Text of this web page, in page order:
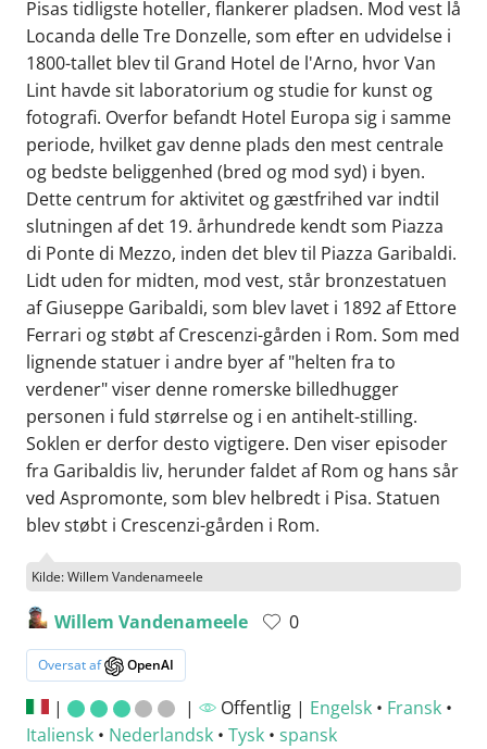
Pisas tidligste hoteller, flankerer pladsen. Mod vest lå
Locanda delle Tre Donzelle, som efter en udvidelse i
1800-tallet blev til Grand Hotel de l'Arno, hvor Van
Lint havde sit laboratorium og studie for kunst og
fotografi. Overfor befandt Hotel Europa sig i samme
periode, hvilket gav denne plads den mest centrale
og bedste beliggenhed (bred og mod syd) i byen.
Dette centrum for aktivitet og gæstfrihed var indtil
slutningen af det 19. århundrede kendt som Piazza
di Ponte di Mezzo, inden det blev til Piazza Garibaldi.
Lidt uden for midten, mod vest, står bronzestatuen
af Giuseppe Garibaldi, som blev lavet i 1892 af Ettore
Ferrari og støbt af Crescenzi-gården i Rom. Som med
lignende statuer i andre byer af "helten fra to
verdener" viser denne romerske billedhugger
personen i fuld størrelse og i en antihelt-stilling.
Soklen er derfor desto vigtigere. Den viser episoder
fra Garibaldis liv, herunder faldet af Rom og hans sår
ved Aspromonte, som blev helbredt i Pisa. Statuen
blev støbt i Crescenzi-gården i Rom.
Kilde: Willem Vandenameele
Willem Vandenameele 0
Oversat af OpenAI
| | Offentlig | Engelsk• Fransk•
Italiensk • Nederlandsk • Tysk • spansk